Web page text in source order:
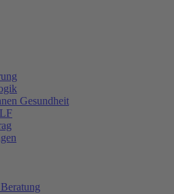
Gesundheit